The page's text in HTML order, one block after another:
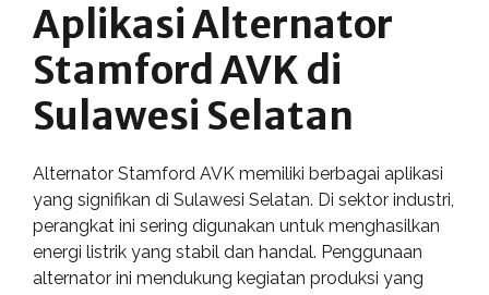
Aplikasi Alternator
Stamford AVK di
Sulawesi Selatan
Alternator Stamford AVK memiliki berbagai aplikasi
yang signifikan di Sulawesi Selatan. Di sektor industri,
perangkat ini sering digunakan untuk menghasilkan
energi listrik yang stabil dan handal. Penggunaan
alternator ini mendukung kegiatan produksi yang